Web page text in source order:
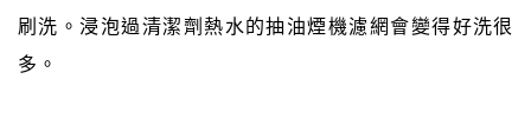
刷洗。浸泡過清潔劑熱水的抽油煙機濾網會變得好洗很
多。